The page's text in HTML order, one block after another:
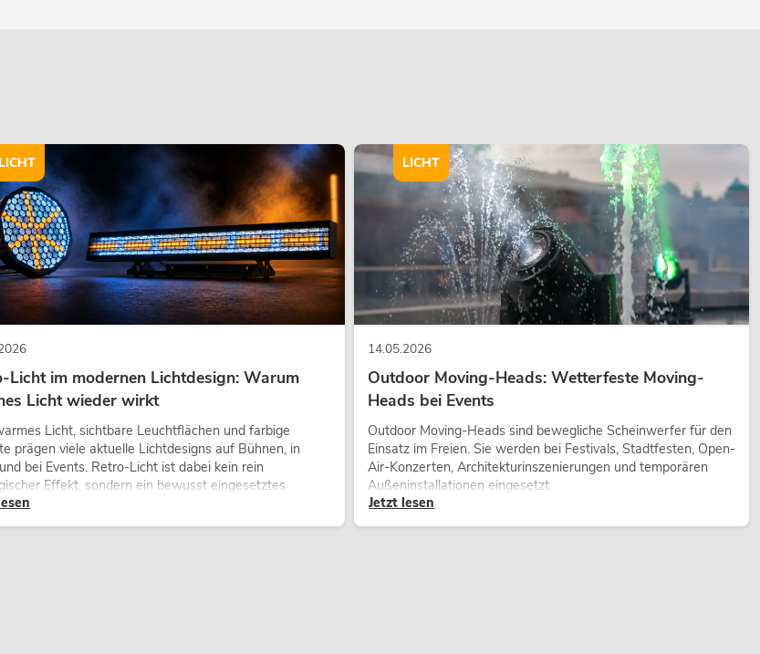
Licht im modernen Lichtdesign: Warum
Licht wieder wirkt
Licht, sichtbare Leuchtflächen und farbige
prägen viele aktuelle Lichtdesigns auf Bühnen, in
bei Events. Retro-Licht ist dabei kein rein
Effekt, sondern ein bewusst eingesetztes
Es schafft Atmosphäre, gibt Szenen
und kann technische LED-Setups emotionaler
LICHT
14.05.2026
Outdoor Moving-Heads: Wetterfeste Moving-
Heads bei Events
Outdoor Moving-Heads sind bewegliche Scheinwerfer für den
Einsatz im Freien. Sie werden bei Festivals, Stadtfesten, Open-
Air-Konzerten, Architekturinszenierungen und temporären
Außeninstallationen eingesetzt.
Jetzt lesen
LICHT